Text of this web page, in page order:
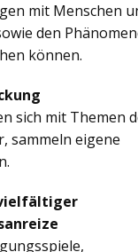
mit Menschen
den
können.
sich mit Themen
sammeln eigene